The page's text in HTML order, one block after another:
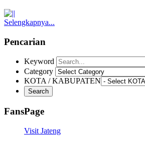
Selengkapnya...
Pencarian
Keyword
Category
KOTA / KABUPATEN
FansPage
Visit Jateng